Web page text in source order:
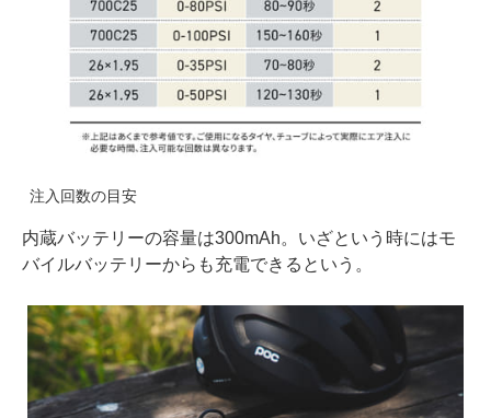
注入回数の目安
内蔵バッテリーの容量は300mAh。いざという時にはモ
バイルバッテリーからも充電できるという。